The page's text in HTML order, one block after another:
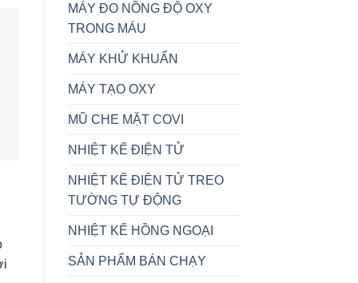
MÁY ĐO NỒNG ĐỘ OXY
TRONG MÁU
MÁY KHỬ KHUẨN
MÁY TẠO OXY
MŨ CHE MẶT COVI
NHIỆT KẾ ĐIỆN TỬ
NHIỆT KẾ ĐIỆN TỬ TREO
TƯỜNG TỰ ĐỘNG
NHIỆT KẾ HỒNG NGOẠI
SẢN PHẨM BÁN CHẠY